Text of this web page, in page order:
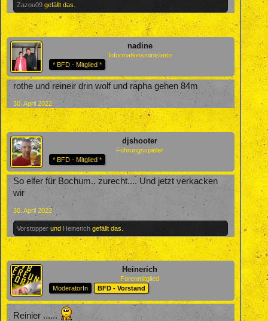
Zazou09 gefällt das.
nadine
Informationsministerin
* BFD - Mitglied *
rothe und reineir drin wolf und rapha gehen 84m
30. April 2022
djshooter
Führungsspieler
* BFD - Mitglied *
So elfer für Bochum.. zurecht.... Und jetzt verkacken
wir
30. April 2022
Vorstopper und Heinerich gefällt das.
Heinerich
Forenmitglied
ModeratorIn
BFD - Vorstand
Reinier ......